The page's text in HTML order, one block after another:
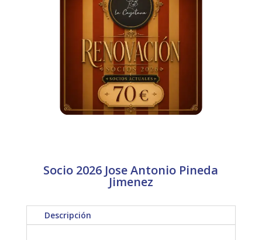
Socio 2026 Jose Antonio Pineda
Jimenez
Descripción